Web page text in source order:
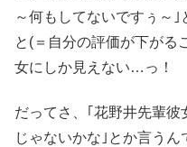
～何もしてないですぅ～
と(＝自分の評価が下がる
女にしか見えない…っ！
だってさ、｢花野井先輩
じゃないかな｣とか言う